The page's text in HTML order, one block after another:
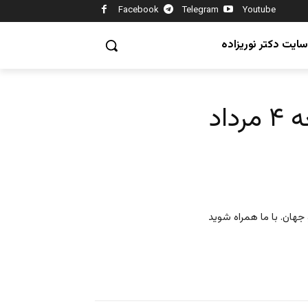
Facebook Telegram Youtube
سایت دکتر نوریزاده